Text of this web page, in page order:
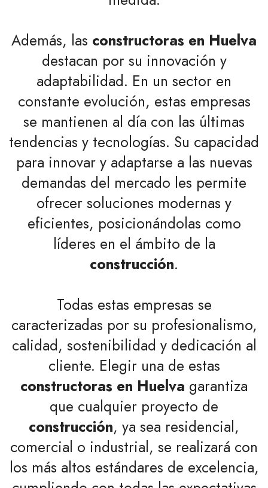
Además, las constructoras en Huelva
destacan por su innovación y
adaptabilidad. En un sector en
constante evolución, estas empresas
se mantienen al día con las últimas
tendencias y tecnologías. Su capacidad
para innovar y adaptarse a las nuevas
demandas del mercado les permite
ofrecer soluciones modernas y
eficientes, posicionándolas como
líderes en el ámbito de la
construcción.
Todas estas empresas se
caracterizadas por su profesionalismo,
calidad, sostenibilidad y dedicación al
cliente. Elegir una de estas
constructoras en Huelva garantiza
que cualquier proyecto de
construcción, ya sea residencial,
comercial o industrial, se realizará con
los más altos estándares de excelencia,